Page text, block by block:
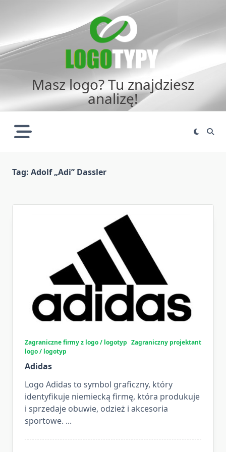
Masz logo? Tu znajdziesz
analizę!
Tag: Adolf „Adi” Dassler
Zagraniczne firmy z logo / logotyp Zagraniczny projektant
logo / logotyp
Adidas
Logo Adidas to symbol graficzny, który
identyfikuje niemiecką firmę, która produkuje
i sprzedaje obuwie, odzież i akcesoria
sportowe. ...